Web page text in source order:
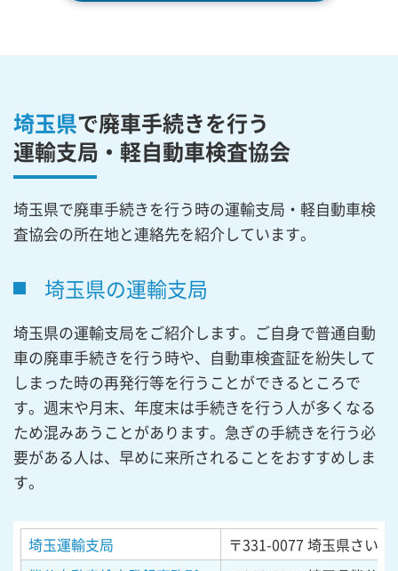
埼玉県で廃車手続きを行う
運輸支局・軽自動車検査協会
埼玉県で廃車手続きを行う時の運輸支局・軽自動車検
査協会の所在地と連絡先を紹介しています。
埼玉県の運輸支局
埼玉県の運輸支局をご紹介します。ご自身で普通自動
車の廃車手続きを行う時や、自動車検査証を紛失して
しまった時の再発行等を行うことができるところで
す。週末や月末、年度末は手続きを行う人が多くなる
ため混みあうことがあります。急ぎの手続きを行う必
要がある人は、早めに来所されることをおすすめしま
す。
埼玉運輸支局 〒331-0077埼玉県さい